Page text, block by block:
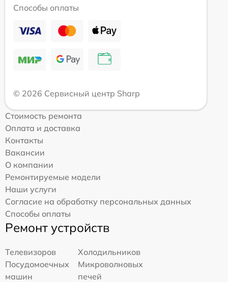
Способы оплаты
© 2026 Сервисный центр Sharp
Стоимость ремонта
Оплата и доставка
Контакты
Вакансии
О компании
Ремонтируемые модели
Наши услуги
Согласие на обработку персональных данных
Способы оплаты
Ремонт устройств
Телевизоров
Холодильников
Посудомоечных
машин
Микроволновых
печей